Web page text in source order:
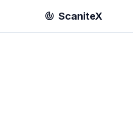
ScaniteX